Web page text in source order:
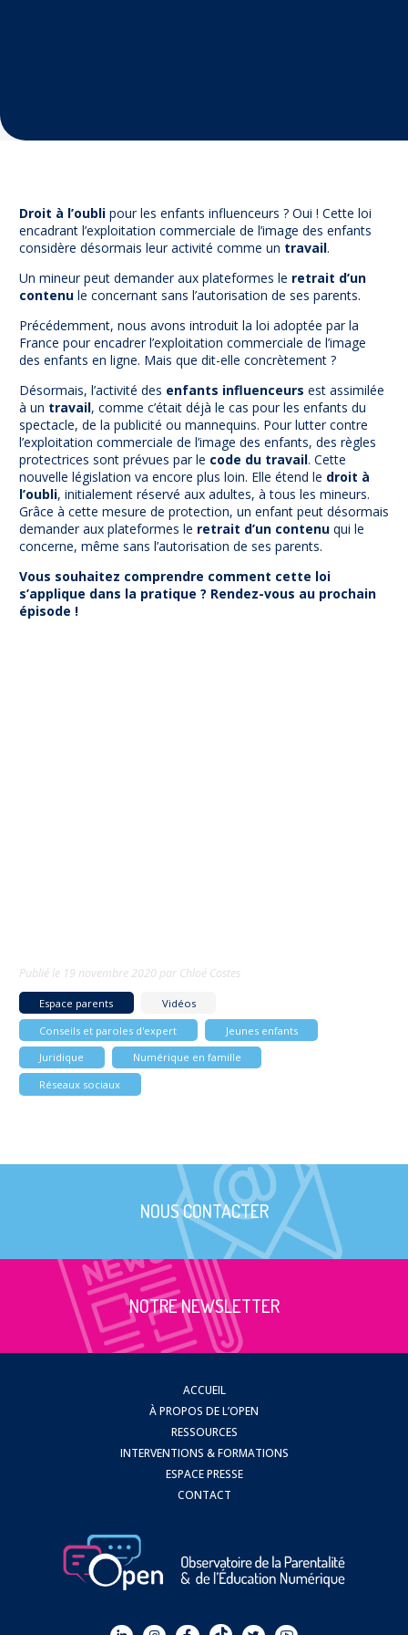
Contact
Droit à l’oubli pour les enfants influenceurs ? Oui ! Cette loi
encadrant l’exploitation commerciale de l’image des enfants
considère désormais leur activité comme un travail.
Un mineur peut demander aux plateformes le retrait d’un
contenu le concernant sans l’autorisation de ses parents.
Précédemment, nous avons introduit la loi adoptée par la
France pour encadrer l’exploitation commerciale de l’image
des enfants en ligne. Mais que dit-elle concrètement ?
Désormais, l’activité des enfants influenceurs est assimilée
à un travail, comme c’était déjà le cas pour les enfants du
spectacle, de la publicité ou mannequins. Pour lutter contre
l’exploitation commerciale de l’image des enfants, des règles
protectrices sont prévues par le code du travail. Cette
nouvelle législation va encore plus loin. Elle étend le droit à
l’oubli, initialement réservé aux adultes, à tous les mineurs.
Grâce à cette mesure de protection, un enfant peut désormais
demander aux plateformes le retrait d’un contenu qui le
concerne, même sans l’autorisation de ses parents.
Vous souhaitez comprendre comment cette loi
s’applique dans la pratique ? Rendez-vous au prochain
épisode !
Publié le 19 novembre 2020 par Chloé Costes
Espace parents
Vidéos
Conseils et paroles d'expert
Jeunes enfants
Juridique
Numérique en famille
Réseaux sociaux
NOUS CONTACTER
NOTRE NEWSLETTER
ACCUEIL
À PROPOS DE L’OPEN
RESSOURCES
INTERVENTIONS & FORMATIONS
ESPACE PRESSE
CONTACT